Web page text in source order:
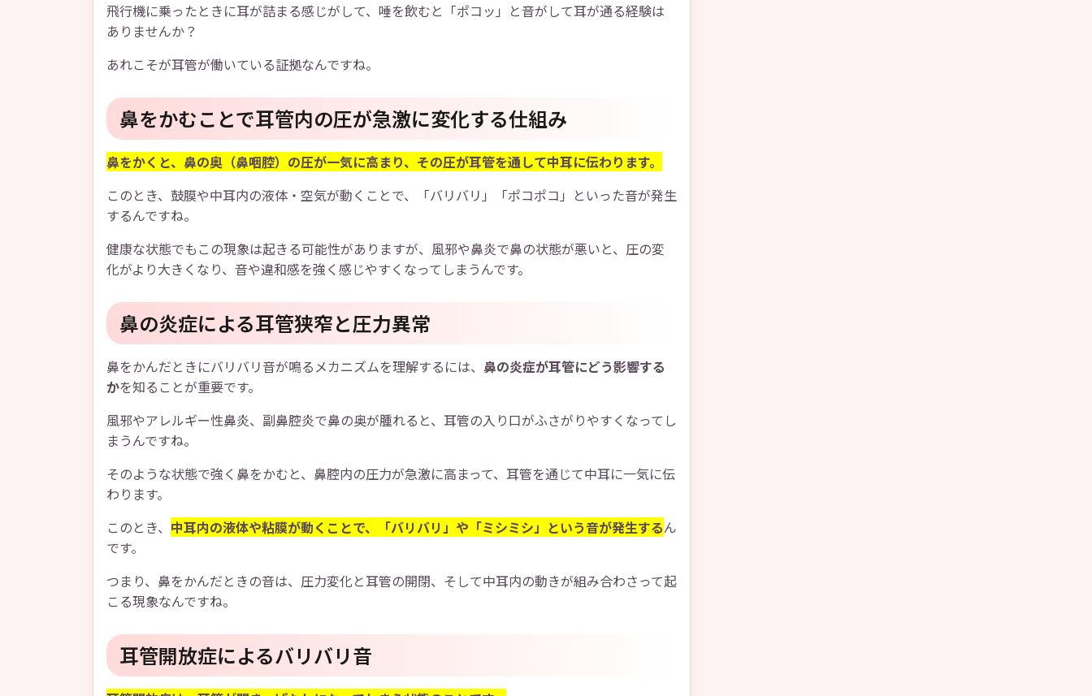
飛行機に乗ったときに耳が詰まる感じがして、唾を飲むと「ポコッ」と音がして耳が通る経験は
ありませんか？
あれこそが耳管が働いている証拠なんですね。
鼻をかむことで耳管内の圧が急激に変化する仕組み
鼻をかくと、鼻の奥（鼻咽腔）の圧が一気に高まり、その圧が耳管を通して中耳に伝わります。
このとき、鼓膜や中耳内の液体・空気が動くことで、「バリバリ」「ポコポコ」といった音が発生
するんですね。
健康な状態でもこの現象は起きる可能性がありますが、風邪や鼻炎で鼻の状態が悪いと、圧の変
化がより大きくなり、音や違和感を強く感じやすくなってしまうんです。
鼻の炎症による耳管狭窄と圧力異常
鼻をかんだときにバリバリ音が鳴るメカニズムを理解するには、 鼻の炎症が耳管にどう影響する
かを知ることが重要です。
風邪やアレルギー性鼻炎、副鼻腔炎で鼻の奥が腫れると、耳管の入り口がふさがりやすくなってし
まうんですね。
そのような状態で強く鼻をかむと、鼻腔内の圧力が急激に高まって、耳管を通じて中耳に一気に伝
わります。
このとき、 中耳内の液体や粘膜が動くことで、「バリバリ」や「ミシミシ」という音が発生するん
です。
つまり、鼻をかんだときの音は、圧力変化と耳管の開閉、そして中耳内の動きが組み合わさって起
こる現象なんですね。
耳管開放症によるバリバリ音